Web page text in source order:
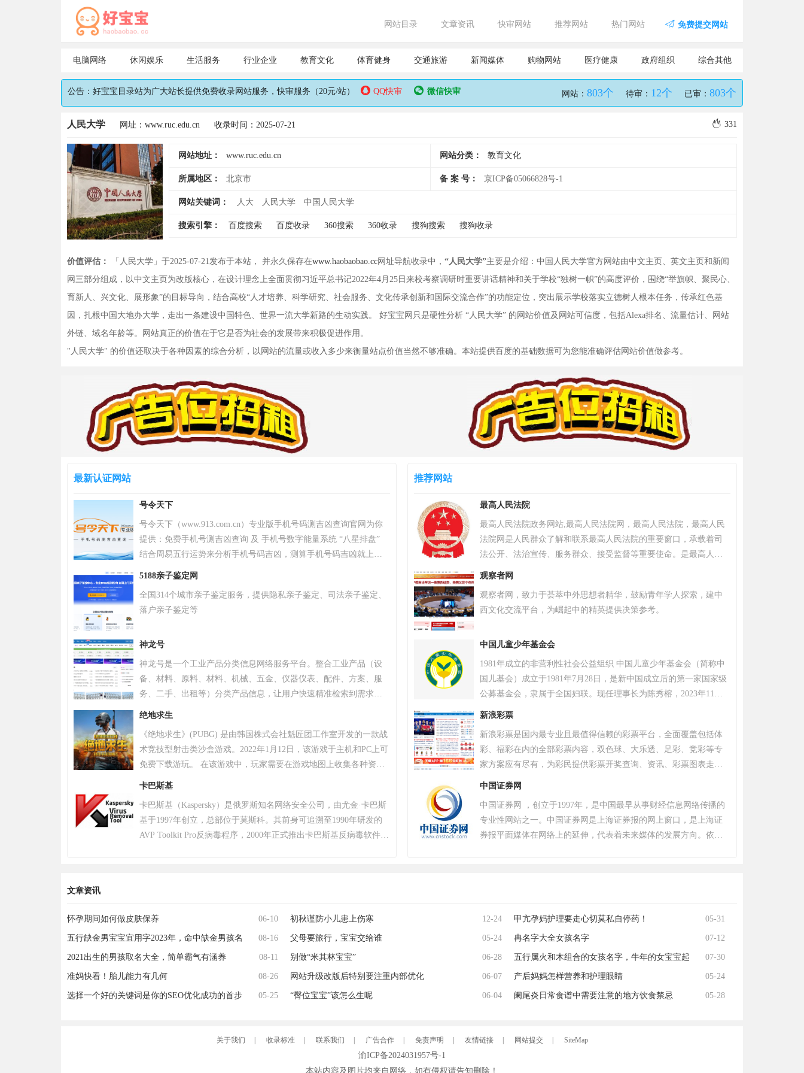
网站目录 文章资讯 快审网站 推荐网站 热门网站 免费提交网站
电脑网络 休闲娱乐 生活服务 行业企业 教育文化 体育健身 交通旅游 新闻媒体 购物网站 医疗健康 政府组织 综合其他
公告：好宝宝目录站为广大站长提供免费收录网站服务，快审服务（20元/站） QQ快审 微信快审 网站： 803个 待审： 12个 已审： 803个
人民大学 网址：www.ruc.edu.cn 收录时间：2025-07-21 331
网站地址： www.ruc.edu.cn 网站分类： 教育文化
所属地区： 北京市 备 案 号： 京ICP备05066828号-1
网站关键词： 人大 人民大学 中国人民大学
搜索引擎： 百度搜索 百度收录 360搜索 360收录 搜狗搜索 搜狗收录
价值评估： 「人民大学」于2025-07-21发布于本站， 并永久保存在www.haobaobao.cc网址导航收录中， “人民大学”主要是介绍：中国人民大学官方网站由中文主页、英文主页和新闻
网三部分组成，以中文主页为改版核心，在设计理念上全面贯彻习近平总书记2022年4月25日来校考察调研时重要讲话精神和关于学校“独树一帜”的高度评价，围绕“举旗帜、聚民心、
育新人、兴文化、展形象”的目标导向，结合高校“人才培养、科学研究、社会服务、文化传承创新和国际交流合作”的功能定位，突出展示学校落实立德树人根本任务，传承红色基
因，扎根中国大地办大学，走出一条建设中国特色、世界一流大学新路的生动实践。 好宝宝网只是硬性分析 “人民大学” 的网站价值及网站可信度，包括Alexa排名、流量估计、网站
外链、域名年龄等。网站真正的价值在于它是否为社会的发展带来积极促进作用。
"人民大学" 的价值还取决于各种因素的综合分析，以网站的流量或收入多少来衡量站点价值当然不够准确。本站提供百度的基础数据可为您能准确评估网站价值做参考。
最新认证网站
号令天下
号令天下（www.913.com.cn）专业版手机号码测吉凶查询官网为你
提供：免费手机号测吉凶查询 及 手机号数字能量系统 “八星排盘”
结合周易五行运势来分析手机号码吉凶，测算手机号码吉凶就上号
令天下官网手机号码测吉凶查询系统，专业最新版、超准，靠谱！
5188亲子鉴定网
全国314个城市亲子鉴定服务，提供隐私亲子鉴定、司法亲子鉴定、
落户亲子鉴定等
神龙号
神龙号是一个工业产品分类信息网络服务平台。整合工业产品（设
备、材料、原料、材料、机械、五金、仪器仪表、配件、方案、服
务、二手、出租等）分类产品信息，让用户快速精准检索到需求产
品信息。同时设有产品排行 榜单、产品品牌、品牌排行、行业专
式宣传企业产品或服务，获得更多商机。
绝地求生
《绝地求生》(PUBG) 是由韩国株式会社魁匠团工作室开发的一款战
术竞技型射击类沙盒游戏。2022年1月12日，该游戏于主机和PC上可
免费下载游玩。 在该游戏中，玩家需要在游戏地图上收集各种资
源，并在不断缩小的安全区域内对抗其他玩家，让自己生存到最后
奖，且打破了7项吉尼斯纪录。 2018年8月9日，《绝地求生》官方宣
布，将开启“百日行动”，进行持续数月的自查运动，为玩家提供一个
更好的游戏体验；11月，有超过200万个账户被冻结。该游戏于2018
（绝地求生）游戏加入 2024沙特电竞世界杯。 2025年12月，入选
卡巴斯基
卡巴斯基（Kaspersky）是俄罗斯知名网络安全公司，由尤金·卡巴斯
基于1997年创立，总部位于莫斯科。其前身可追溯至1990年研发的
AVP Toolkit Pro反病毒程序，2000年正式推出卡巴斯基反病毒软件。
2024年6月遭全面封禁后宣布逐步退出美国市场。公司以“网络免疫”
为愿景，2019年品牌升级后聚焦全球化战略，在中国等重点市场保
持合作，曾中标中央政府采购项目并获2023年世界互联网大会科技
奖。
推荐网站
最高人民法院
最高人民法院政务网站,最高人民法院网，最高人民法院，最高人民
法院网是人民群众了解和联系最高人民法院的重要窗口，承载着司
法公开、法治宣传、服务群众、接受监督等重要使命。是最高人民
法院的政务网站，是最高人民法院在互联网上唯一的正式身份。
观察者网
观察者网，致力于荟萃中外思想者精华，鼓励青年学人探索，建中
西文化交流平台，为崛起中的精英提供决策参考。
中国儿童少年基金会
1981年成立的非营利性社会公益组织 中国儿童少年基金会（简称中
国儿基会）成立于1981年7月28日，是新中国成立后的第一家国家级
公募基金会，隶属于全国妇联。现任理事长为陈秀榕，2023年11月
被评为5A级基金会 。 该基金会培育了“春蕾计划”、“安康计划”、
学校、开办班级等形式救助失学女童，“安康计划”则包含儿童安全教
育工程、弱视儿童救助等项目。
新浪彩票
新浪彩票是国内最专业且最值得信赖的彩票平台，全面覆盖包括体
彩、福彩在内的全部彩票内容，双色球、大乐透、足彩、竞彩等专
家方案应有尽有，为彩民提供彩票开奖查询、资讯、彩票图表走
势、专家分析等一体化服务！
中国证券网
中国证券网 ，创立于1997年，是中国最早从事财经信息网络传播的
专业性网站之一。中国证券网是上海证券报的网上窗口，是上海证
券报平面媒体在网络上的延伸，代表着未来媒体的发展方向。依托
文章资讯
怀孕期间如何做皮肤保养 06-10 初秋谨防小儿患上伤寒 12-24 甲亢孕妈护理要走心切莫私自停药！ 05-31
五行缺金男宝宝宜用字2023年，命中缺金男孩名
字大全
08-16 父母要旅行，宝宝交给谁 05-24 冉名字大全女孩名字 07-12
2021出生的男孩取名大全，简单霸气有涵养 08-11 别做“米其林宝宝” 06-28 五行属火和木组合的女孩名字，牛年的女宝宝起
名
07-30
准妈快看！胎儿能力有几何 08-26 网站升级改版后特别要注重内部优化 06-07 产后妈妈怎样营养和护理眼睛 05-24
选择一个好的关键词是你的SEO优化成功的首步 05-25 “臀位宝宝”该怎么生呢 06-04 阑尾炎日常食谱中需要注意的地方饮食禁忌 05-28
关于我们 收录标准 联系我们 广告合作 免责声明 友情链接 网站提交 SiteMap
渝ICP备2024031957号-1
本站内容及图片均来自网络，如有侵权请告知删除！